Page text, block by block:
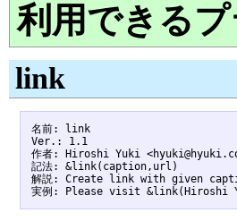
利用できる
link
名前: link
Ver.: 1.1
作者: Hiroshi Yuki
記法: &link(caption,url)
解説: Create link with given